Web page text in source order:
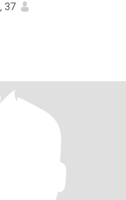
, 37